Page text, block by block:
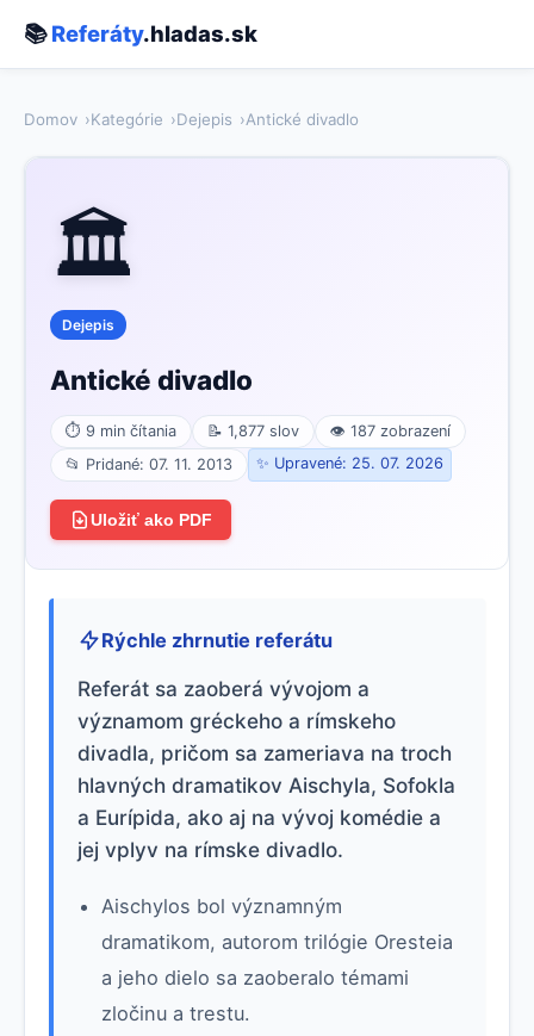
📚Referáty.hladas.sk
Domov Kategórie Dejepis Antické divadlo
🏛️
Dejepis
Antické divadlo
⏱ 9 min čítania 📝 1,877 slov
👁 187 zobrazení
📂 Pridané: 07. 11. 2013
✨ Upravené: 25. 07. 2026
Uložiť ako PDF
Rýchle zhrnutie referátu
Referát sa zaoberá vývojom a
významom gréckeho a rímskeho
divadla, pričom sa zameriava na troch
hlavných dramatikov Aischyla, Sofokla
a Eurípida, ako aj na vývoj komédie a
jej vplyv na rímske divadlo.
Aischylos bol významným
dramatikom, autorom trilógie Oresteia
a jeho dielo sa zaoberalo témami
zločinu a trestu.